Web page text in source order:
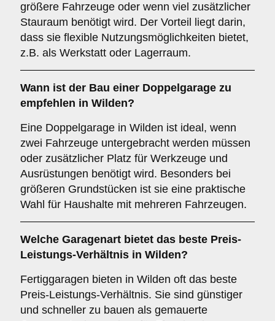
größere Fahrzeuge oder wenn viel zusätzlicher
Stauraum benötigt wird. Der Vorteil liegt darin,
dass sie flexible Nutzungsmöglichkeiten bietet,
z.B. als Werkstatt oder Lagerraum.
Wann ist der Bau einer Doppelgarage zu
empfehlen in Wilden?
Eine Doppelgarage in Wilden ist ideal, wenn
zwei Fahrzeuge untergebracht werden müssen
oder zusätzlicher Platz für Werkzeuge und
Ausrüstungen benötigt wird. Besonders bei
größeren Grundstücken ist sie eine praktische
Wahl für Haushalte mit mehreren Fahrzeugen.
Welche Garagenart bietet das beste Preis-
Leistungs-Verhältnis in Wilden?
Fertiggaragen bieten in Wilden oft das beste
Preis-Leistungs-Verhältnis. Sie sind günstiger
und schneller zu bauen als gemauerte